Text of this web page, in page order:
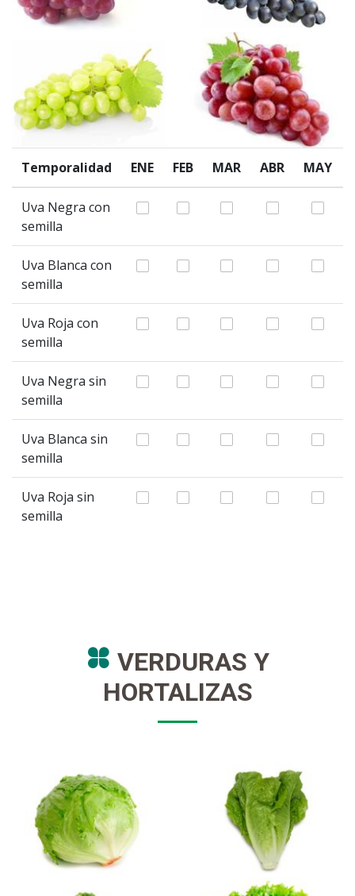
Temporalidad ENE FEB MAR ABR MAY
Uva Negra con
semilla
Uva Blanca con
semilla
Uva Roja con
semilla
Uva Negra sin
semilla
Uva Blanca sin
semilla
Uva Roja sin
semilla
VERDURAS Y
HORTALIZAS